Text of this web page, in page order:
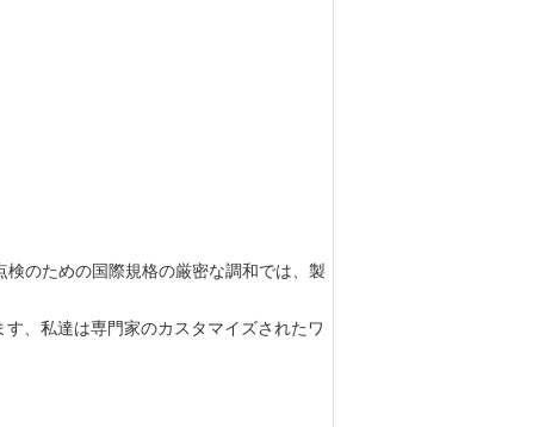
のための国際規格の厳密な調和では、製
、私達は専門家のカスタマイズされたワ